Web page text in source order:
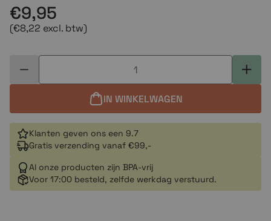
€9,95
(€8,22 excl. btw)
IN WINKELWAGEN
Klanten geven ons een 9.7
Gratis verzending vanaf €99,-
Al onze producten zijn BPA-vrij
Voor 17:00 besteld, zelfde werkdag verstuurd.